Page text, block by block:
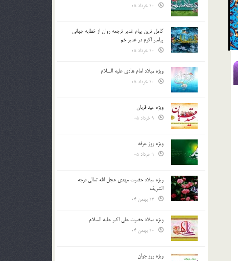
کامل ترین پیام غدیر ترجمه روان از خطابه جهانی
پیامبر اکرم در غدیر خم
ویژه میلاد امام هادی علیه السلام
ویژه عید قربان
ویژه روز عرفه
ویژه میلاد حضرت مهدی عجل الله تعالی فرجه
الشريف
ویژه میلاد حضرت علی اکبر علیه السلام
ویژه روز جوان